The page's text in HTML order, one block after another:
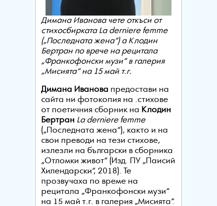
Димана Иванова чете откъси от
стихосбирката La derniere femme
(„Последната жена“) а Клодин
Бертран по врече на рецитала
„Франкофонски музи“ в галерия
„Мисията“ на 15 май т.г.
Димана Иванова предостави на
сайта ни фотокопия на .стихове
от поетичния сборник на Клодин
Бертран La derniere femme
(„Последната жена“), както и на
свои преводи на тези стихове,
излезли на български в сборника
„Отломки живот“ (Изд. ПУ „Паисий
Хилендарски“, 2018). Те
прозвучаха по време на
рецитала „Франкофонски музи“
на 15 май т.г. в галерия „Мисията“.